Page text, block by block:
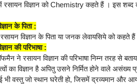
रसायन विज्ञान को Chemistry कहते हैं । इस शब्द
के पिता :
विज्ञान के पिता या जनक लेवायसिये को कहते
की परिभाषा :
ने रसायन विज्ञान की परिभाषा निम्न तरह से
का विज्ञान है अपितु उसने निर्मित होने वाले
भी वस्तु जो स्थान घरेती हो, जिसमें द्रव्यमान और